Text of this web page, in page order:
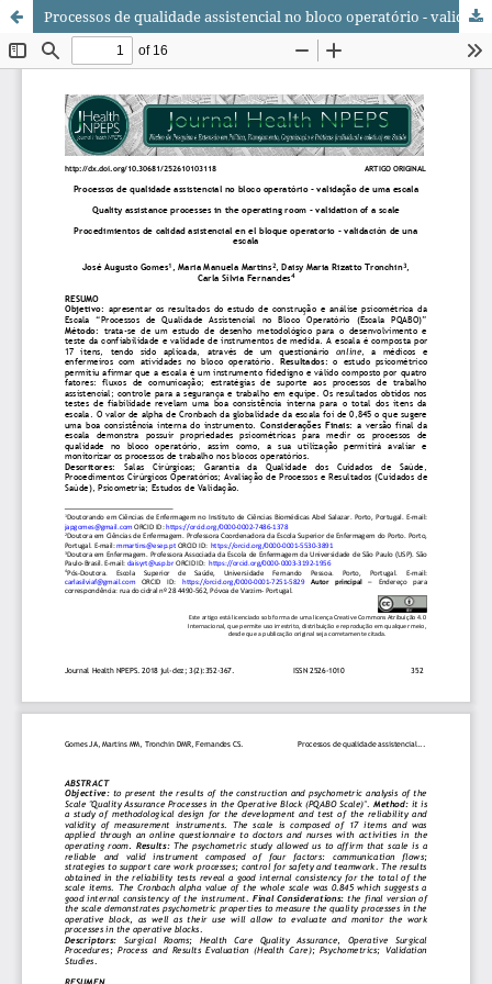
Processos de qualidade assistencial no bloco operatório - validação de uma escala/ Quality assistance processes in the operating room - validation of a scale/ Procedimientos de calidad asistencial en el bloque operatorio - validación de una escala